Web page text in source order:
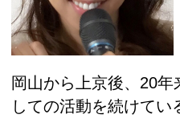
岡山から上京後、20年
しての活動を続けてい